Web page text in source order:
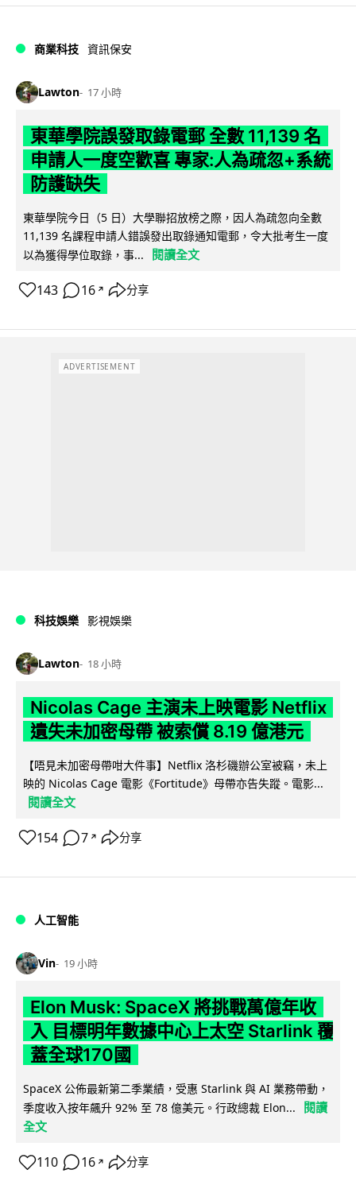
商業科技 資訊保安
Lawton 17 小時
東華學院誤發取錄電郵 全數 11,139 名
申請人一度空歡喜 專家:人為疏忽+系統
防護缺失
東華學院今日（5 日）大學聯招放榜之際，因人為疏忽向全數
11,139 名課程申請人錯誤發出取錄通知電郵，令大批考生一度
以為獲得學位取錄，事...
閱讀全文
143 16 ↗ 分享
ADVERTISEMENT
科技娛樂 影視娛樂
Lawton 18 小時
Nicolas Cage 主演未上映電影 Netflix
遺失未加密母帶 被索償 8.19 億港元
【唔見未加密母帶咁大件事】Netflix 洛杉磯辦公室被竊，未上
映的 Nicolas Cage 電影《Fortitude》母帶亦告失蹤。電影...
閱讀全文
154 7 ↗ 分享
人工智能
Vin 19 小時
Elon Musk: SpaceX 將挑戰萬億年收
入 目標明年數據中心上太空 Starlink 覆
蓋全球170國
SpaceX 公佈最新第二季業績，受惠 Starlink 與 AI 業務帶動，
季度收入按年飆升 92% 至 78 億美元。行政總裁 Elon...
閱讀
全文
110 16 ↗ 分享